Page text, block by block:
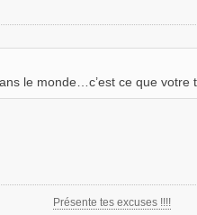
le monde…c’est ce que votre
Présente tes excuses !!!!